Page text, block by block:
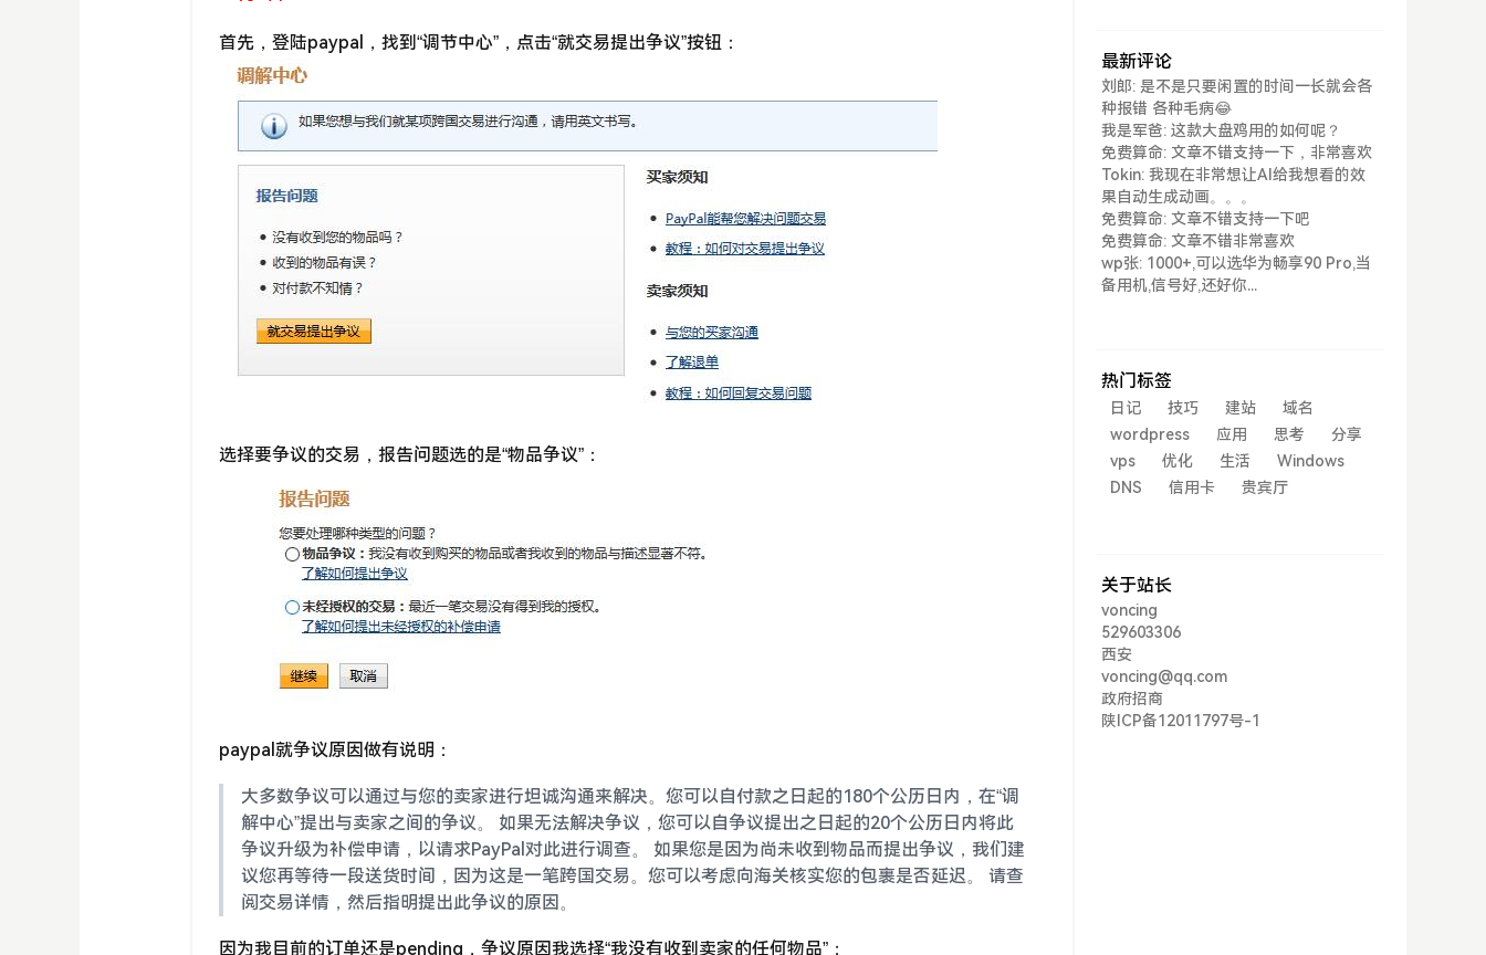
首先，登陆paypal，找到“调节中心”，点击“就交易提出争议”按钮：
选择要争议的交易，报告问题选的是“物品争议”：
paypal就争议原因做有说明：
大多数争议可以通过与您的卖家进行坦诚沟通来解决。您可以自付款之日起的180个公历日内，在“调
解中心”提出与卖家之间的争议。 如果无法解决争议，您可以自争议提出之日起的20个公历日内将此
争议升级为补偿申请，以请求PayPal对此进行调查。 如果您是因为尚未收到物品而提出争议，我们建
议您再等待一段送货时间，因为这是一笔跨国交易。您可以考虑向海关核实您的包裹是否延迟。 请查
阅交易详情，然后指明提出此争议的原因。
因为我目前的订单还是pending，争议原因我选择“我没有收到卖家的任何物品”；
最新评论
刘郎: 是不是只要闲置的时间一长就会各
种报错 各种毛病😂
我是军爸: 这款大盘鸡用的如何呢？
免费算命: 文章不错支持一下，非常喜欢
Tokin: 我现在非常想让AI给我想看的效
果自动生成动画。。。
免费算命: 文章不错支持一下吧
免费算命: 文章不错非常喜欢
wp张: 1000+,可以选华为畅享90 Pro,当
备用机,信号好,还好你...
热门标签
日记 技巧 建站
域名
wordpress
应用 思考
分享
vps
优化 生活
Windows
DNS
信用卡 贵宾厅
关于站长
voncing
529603306
西安
voncing@qq.com
政府招商
陕ICP备12011797号-1